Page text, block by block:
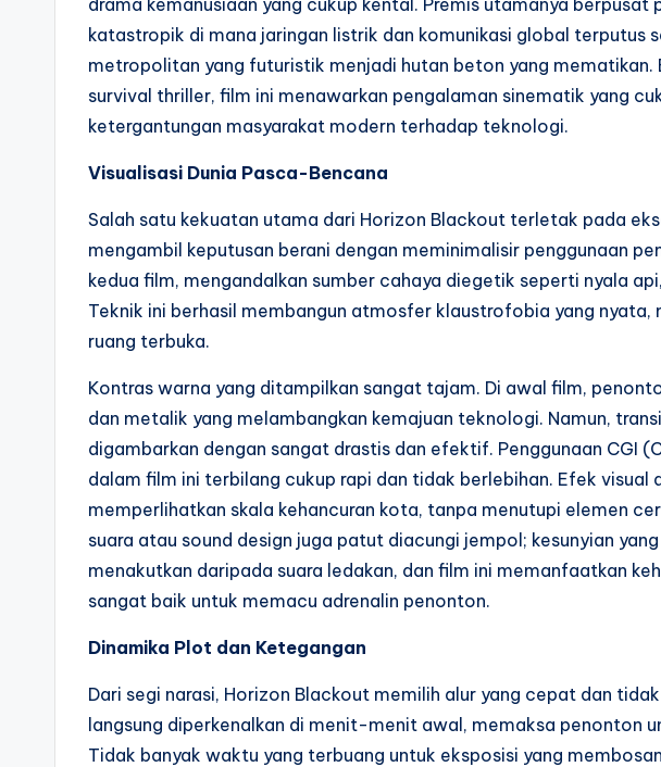
drama kemanusiaan yang cukup kental. Premis utamanya berpusat
katastropik di mana jaringan listrik dan komunikasi global terputus
metropolitan yang futuristik menjadi hutan beton yang mematikan.
survival thriller, film ini menawarkan pengalaman sinematik yang
ketergantungan masyarakat modern terhadap teknologi.
Visualisasi Dunia Pasca-Bencana
Salah satu kekuatan utama dari Horizon Blackout terletak pada
mengambil keputusan berani dengan meminimalisir penggunaan
kedua film, mengandalkan sumber cahaya diegetik seperti nyala
Teknik ini berhasil membangun atmosfer klaustrofobia yang nyata,
ruang terbuka.
Kontras warna yang ditampilkan sangat tajam. Di awal film,
dan metalik yang melambangkan kemajuan teknologi. Namun,
digambarkan dengan sangat drastis dan efektif. Penggunaan CGI
dalam film ini terbilang cukup rapi dan tidak berlebihan. Efek visual
memperlihatkan skala kehancuran kota, tanpa menutupi elemen
suara atau sound design juga patut diacungi jempol; kesunyian
menakutkan daripada suara ledakan, dan film ini memanfaatkan
sangat baik untuk memacu adrenalin penonton.
Dinamika Plot dan Ketegangan
Dari segi narasi, Horizon Blackout memilih alur yang cepat dan
langsung diperkenalkan di menit-menit awal, memaksa penonton
Tidak banyak waktu yang terbuang untuk eksposisi yang